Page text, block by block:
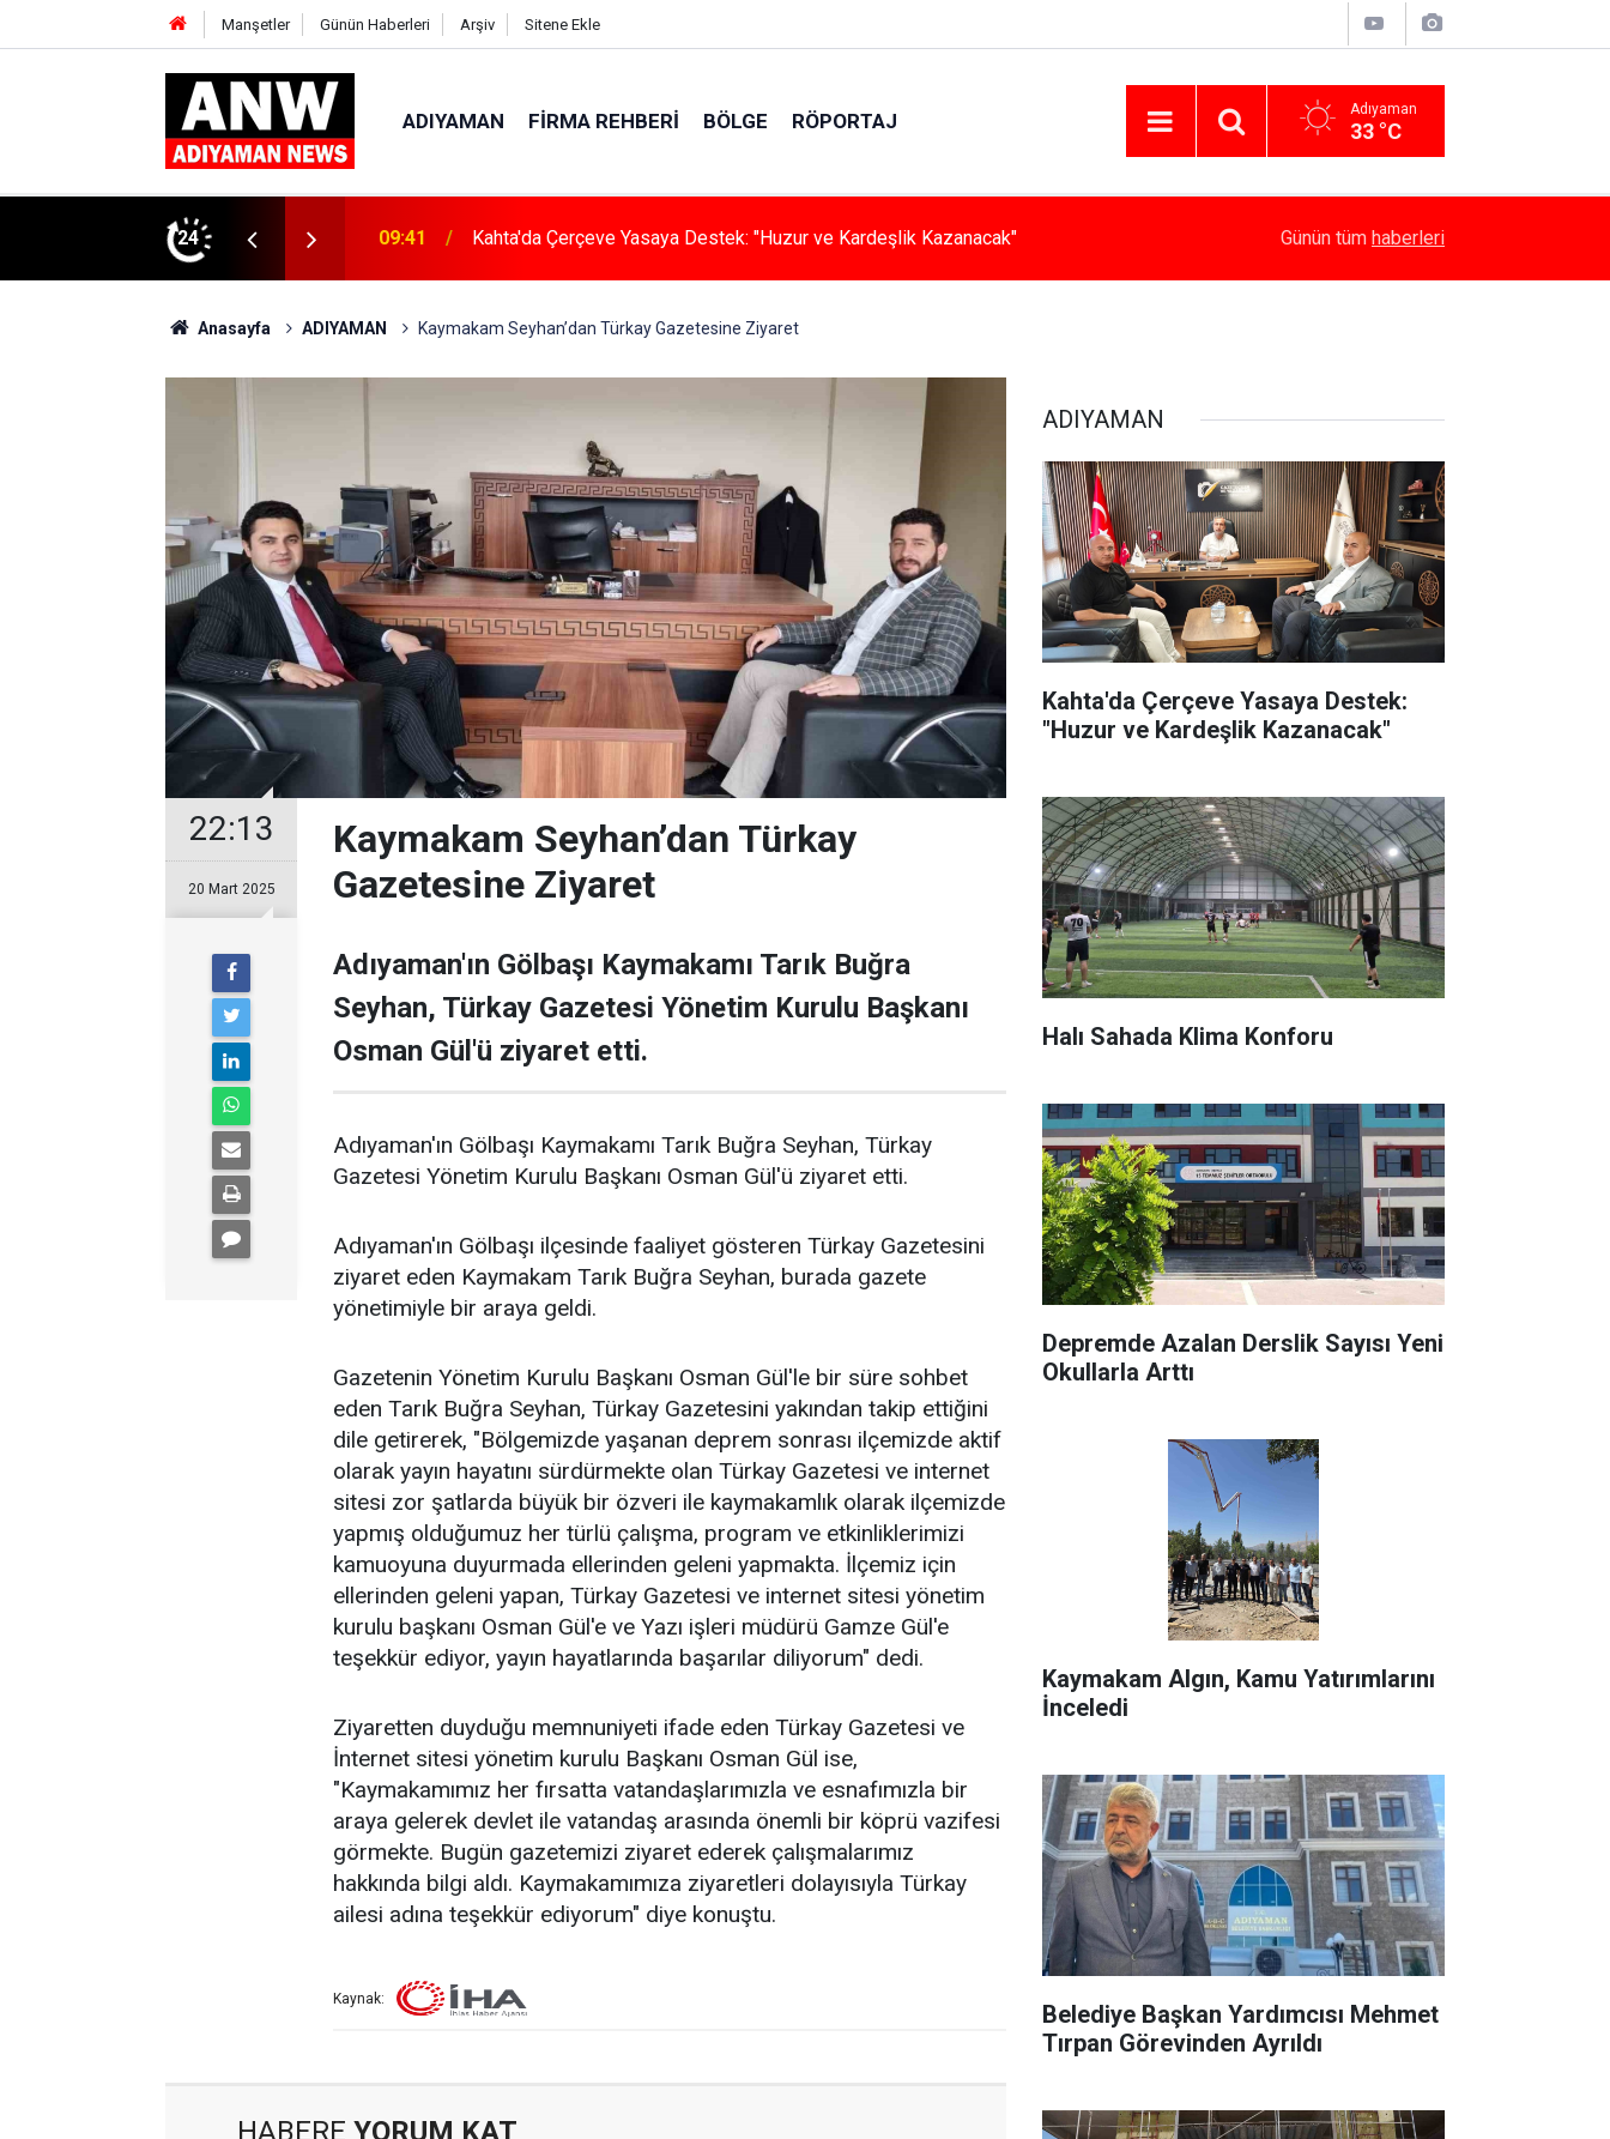
Manşetler Günün Haberleri Arşiv Sitene Ekle
ADIYAMAN FIRMA REHBERI BÖLGE RÖPORTAJ Adıyaman
33 °C
24
ve Kardeşlik Kazanacak" 17:23 Halı Sahada Klima Konforu Depremde Azalan Derslik Sayısı Yeni Okullarla
Günün tüm haberleri
Anasayfa ADIYAMAN Kaymakam Seyhan’dan Türkay Gazetesine Ziyaret
22:13
20 Mart 2025
Kaymakam Seyhan’dan Türkay
Gazetesine Ziyaret
Adıyaman'ın Gölbaşı Kaymakamı Tarık Buğra
Seyhan, Türkay Gazetesi Yönetim Kurulu Başkanı
Osman Gül'ü ziyaret etti.
Adıyaman'ın Gölbaşı Kaymakamı Tarık Buğra Seyhan, Türkay
Gazetesi Yönetim Kurulu Başkanı Osman Gül'ü ziyaret etti.
Adıyaman'ın Gölbaşı ilçesinde faaliyet gösteren Türkay Gazetesini
ziyaret eden Kaymakam Tarık Buğra Seyhan, burada gazete
yönetimiyle bir araya geldi.
Gazetenin Yönetim Kurulu Başkanı Osman Gül'le bir süre sohbet
eden Tarık Buğra Seyhan, Türkay Gazetesini yakından takip ettiğini
dile getirerek, "Bölgemizde yaşanan deprem sonrası ilçemizde aktif
olarak yayın hayatını sürdürmekte olan Türkay Gazetesi ve internet
sitesi zor şatlarda büyük bir özveri ile kaymakamlık olarak ilçemizde
yapmış olduğumuz her türlü çalışma, program ve etkinliklerimizi
kamuoyuna duyurmada ellerinden geleni yapmakta. İlçemiz için
ellerinden geleni yapan, Türkay Gazetesi ve internet sitesi yönetim
kurulu başkanı Osman Gül'e ve Yazı işleri müdürü Gamze Gül'e
teşekkür ediyor, yayın hayatlarında başarılar diliyorum" dedi.
Ziyaretten duyduğu memnuniyeti ifade eden Türkay Gazetesi ve
İnternet sitesi yönetim kurulu Başkanı Osman Gül ise,
"Kaymakamımız her fırsatta vatandaşlarımızla ve esnafımızla bir
araya gelerek devlet ile vatandaş arasında önemli bir köprü vazifesi
görmekte. Bugün gazetemizi ziyaret ederek çalışmalarımız
hakkında bilgi aldı. Kaymakamımıza ziyaretleri dolayısıyla Türkay
ailesi adına teşekkür ediyorum" diye konuştu.
Kaynak:
HABERE YORUM KAT
ADIYAMAN
Kahta'da Çerçeve Yasaya Destek:
"Huzur ve Kardeşlik Kazanacak"
Halı Sahada Klima Konforu
Depremde Azalan Derslik Sayısı Yeni
Okullarla Arttı
Kaymakam Algın, Kamu Yatırımlarını
İnceledi
Belediye Başkan Yardımcısı Mehmet
Tırpan Görevinden Ayrıldı